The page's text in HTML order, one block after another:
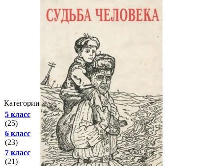
Категории
5 класс
(25)
6 класс
(23)
7 класс
(21)